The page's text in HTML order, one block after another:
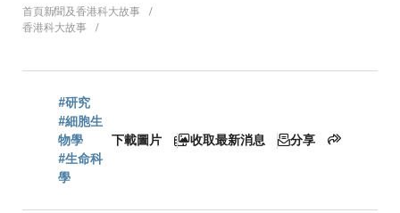
導
航
連
首頁新聞及香港科大故事
香港科大故事
#研究
#細胞生
物學
#生命科
學
下載圖片 收取最新消息 分享